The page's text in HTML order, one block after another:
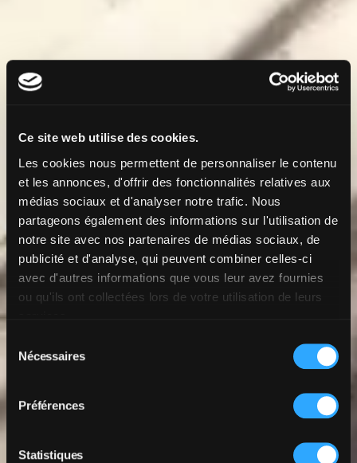
Ce site web utilise des cookies.
Les cookies nous permettent de personnaliser le contenu
et les annonces, d'offrir des fonctionnalités relatives aux
médias sociaux et d'analyser notre trafic. Nous
partageons également des informations sur l'utilisation de
notre site avec nos partenaires de médias sociaux, de
publicité et d'analyse, qui peuvent combiner celles-ci
avec d'autres informations que vous leur avez fournies
ou qu'ils ont collectées lors de votre utilisation de leurs
Nécessaires
Préférences
Statistiques